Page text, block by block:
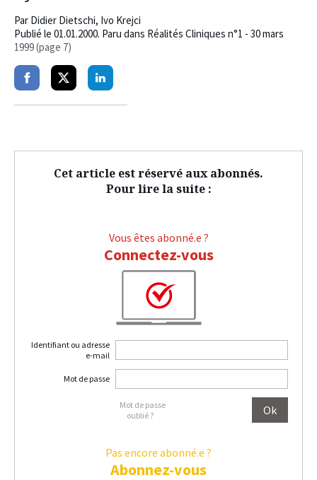
Par Didier Dietschi, Ivo Krejci
Publié le 01.01.2000. Paru dans Réalités Cliniques n°1 - 30 mars
1999 (page 7)
PartagerPartagerPartager
Cet article est réservé aux abonnés.
Pour lire la suite :
Vous êtes abonné.e ?
Connectez-vous
Identifiant ou adresse
e-mail
Mot de passe
Mot de passe
oublié ?
Pas encore abonné.e ?
Abonnez-vous